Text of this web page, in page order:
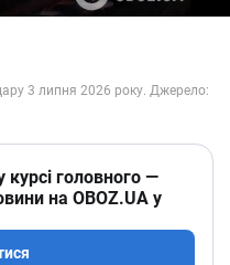
головного —
на OBOZ.UA у